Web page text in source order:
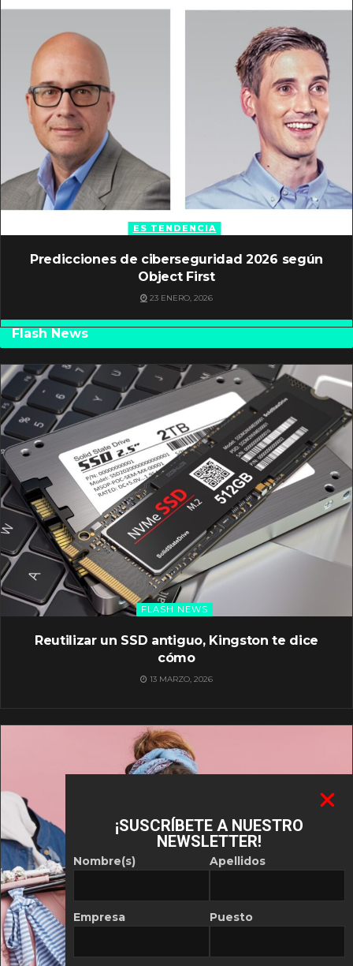
ES TENDENCIA
Predicciones de ciberseguridad 2026 según
Object First
23 ENERO, 2026
Flash News
FLASH NEWS
Reutilizar un SSD antiguo, Kingston te dice
cómo
13 MARZO, 2026
¡SUSCRÍBETE A NUESTRO
NEWSLETTER!
Nombre(s)
Empresa
Apellidos
Puesto